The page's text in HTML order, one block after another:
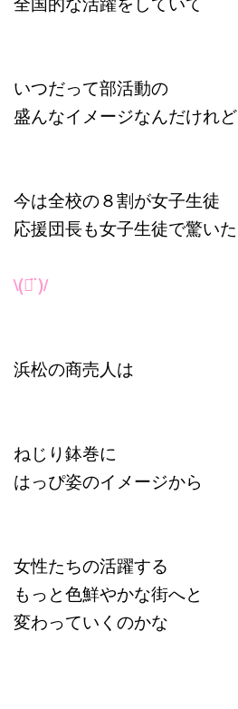
いつだって部活動の
盛んなイメージなんだけれど
今は全校の８割が女子生徒
応援団長も女子生徒で驚いた
‪\(ᯅ̈ )/‬
浜松の商売人は
ねじり鉢巻に
はっぴ姿のイメージから
女性たちの活躍する
もっと色鮮やかな街へと
変わっていくのかな